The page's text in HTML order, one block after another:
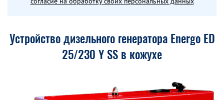
Устройство дизельного генератора Energo ED
25/230 Y SS в кожухе